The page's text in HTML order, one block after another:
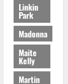
Linkin
Park
Madonna
Maite
Kelly
Martin